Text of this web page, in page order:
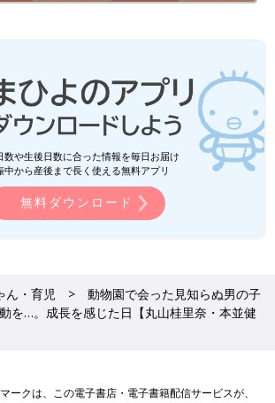
数や生後日数に合った情報を毎日お届け
中から産後まで長く使える無料アプリ
無料ダウンロード
ん・育児
動物園で会った見知らぬ男の子
を…。成長を感じた日【丸山桂里奈・本並健
ークは、この電子書店・電子書籍配信サービスが、